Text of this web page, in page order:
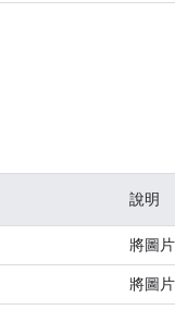
說明
將圖
將圖